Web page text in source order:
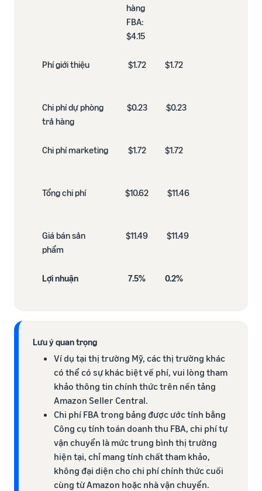
hàng
FBA:
$4.15
Phí giới thiệu
$1.72
$1.72 ​
Chi phí dự phòng
trả hàng​
$0.23 $0.23
Chi phí marketing​
$1.72
$1.72 ​
Tổng chi phí​
$10.62
$11.46 ​
Giá bán sản
phẩm​
$11.49
$11.49 ​
Lợi nhuận 7.5% 0.2%
Lưu ý quan trọng
Ví dụ tại thị trường Mỹ, các thị trường khác
có thể có sự khác biệt về phí, vui lòng tham
khảo thông tin chính thức trên nền tảng
Amazon Seller Central.​
Chi phí FBA trong bảng được ước tính bằng
Công cụ tính toán doanh thu FBA, chi phí tự
vận chuyển là mức trung bình thị trường
hiện tại, chỉ mang tính chất tham khảo,
không đại diện cho chi phí chính thức cuối
cùng từ Amazon hoặc nhà vận chuyển.​